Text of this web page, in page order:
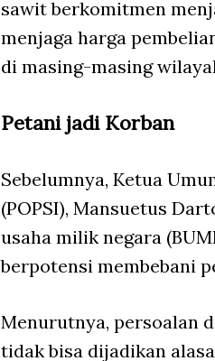
sawit berkomitmen
menjaga harga
di masing-masing
Petani jadi Korban
Sebelumnya, Ketua
(POPSI), Mansuetus
usaha milik negara
berpotensi membebani
Menurutnya, persoalan
tidak bisa dijadikan